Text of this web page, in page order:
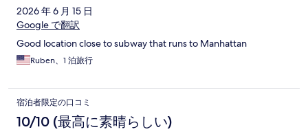
2026 年 6 月 15 日
Google で翻訳
Good location close to subway that runs to Manhattan
Ruben、1 泊旅行
宿泊者限定の口コミ
10/10 (最高に素晴らしい)